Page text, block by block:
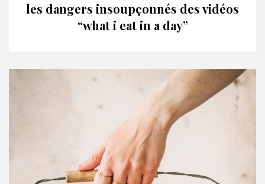
les dangers insoupçonnés des vidéos
“what i eat in a day”